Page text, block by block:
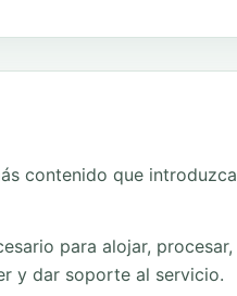
contenido que introduzca
para alojar, procesar,
y dar soporte al servicio.